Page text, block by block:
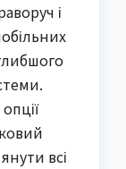
і
всі